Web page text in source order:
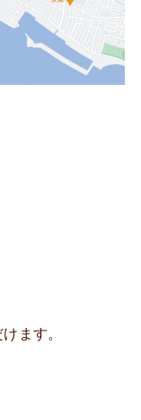
ます。